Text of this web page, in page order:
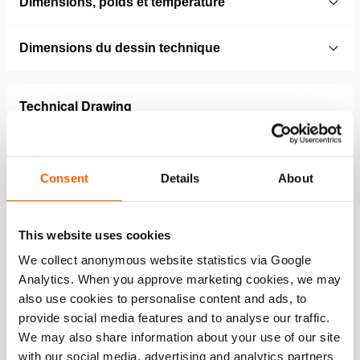
Consent Details About
This website uses cookies
We collect anonymous website statistics via Google
Analytics. When you approve marketing cookies, we may
also use cookies to personalise content and ads, to
provide social media features and to analyse our traffic.
We may also share information about your use of our site
with our social media, advertising and analytics partners
Dimensions du dessin technique
Technical Drawing
106.6 KB
Caractéristiques
Accent mis sur la vitesse : gain de vitesse de 60 % par
rapport à IPU-M 2035
Conçu avec un accent sur la durabilité, entraînant un